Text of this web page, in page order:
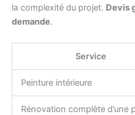
la complexité du projet. Devis
demande.
Service
Peinture intérieure
Rénovation complète d’une